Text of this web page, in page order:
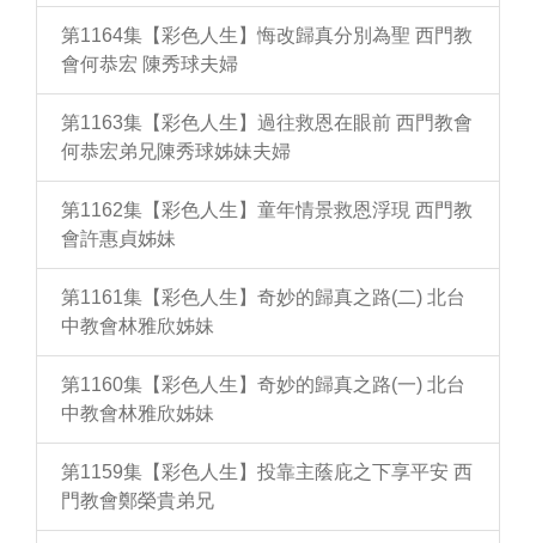
第1164集【彩色人生】悔改歸真分別為聖 西門教
會何恭宏 陳秀球夫婦
第1163集【彩色人生】過往救恩在眼前 西門教會
何恭宏弟兄陳秀球姊妹夫婦
第1162集【彩色人生】童年情景救恩浮現 西門教
會許惠貞姊妹
第1161集【彩色人生】奇妙的歸真之路(二) 北台
中教會林雅欣姊妹
第1160集【彩色人生】奇妙的歸真之路(一) 北台
中教會林雅欣姊妹
第1159集【彩色人生】投靠主蔭庇之下享平安 西
門教會鄭榮貴弟兄